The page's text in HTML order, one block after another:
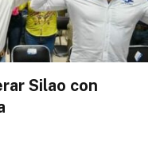
Silao con